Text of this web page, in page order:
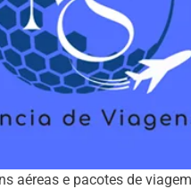
aéreas e pacotes de viagem